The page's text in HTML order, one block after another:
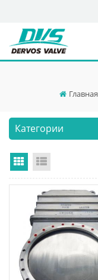
Главная
Категории
Grid View